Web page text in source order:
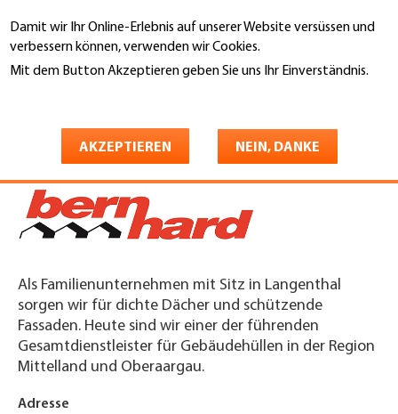
Damit wir Ihr Online-Erlebnis auf unserer Website versüssen und
verbessern können, verwenden wir Cookies.
Mit dem Button Akzeptieren geben Sie uns Ihr Einverständnis.
AKZEPTIEREN NEIN, DANKE
zum
Inhalt
Bernhard Polybau AG
Als Familienunternehmen mit Sitz in Langenthal
sorgen wir für dichte Dächer und schützende
Fassaden. Heute sind wir einer der führenden
Gesamtdienstleister für Gebäudehüllen in der Region
Mittelland und Oberaargau.
Adresse